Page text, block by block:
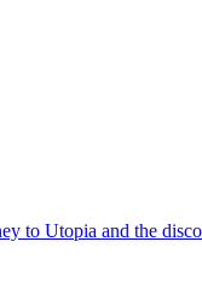
to Utopia and the